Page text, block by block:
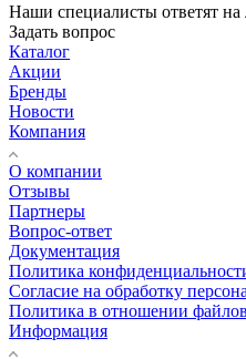
Наши специалисты ответят
Задать вопрос
Каталог
Акции
Бренды
Новости
Компания
О компании
Отзывы
Партнеры
Вопрос-ответ
Документация
Политика
Согласие на обработку
Политика в отношении
Информация